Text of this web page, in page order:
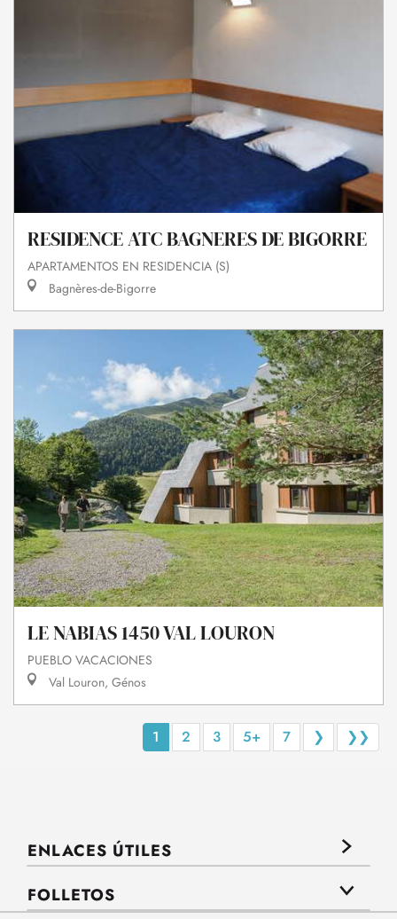
RESIDENCE ATC BAGNERES DE BIGORRE
APARTAMENTOS EN RESIDENCIA (S)
Bagnères-de-Bigorre
LE NABIAS 1450 VAL LOURON
PUEBLO VACACIONES
Val Louron, Génos
1 2 3 5+ 7 ❯ ❯❯
ENLACES ÚTILES
FOLLETOS